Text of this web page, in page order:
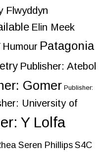
Flwyddyn
Elin Meek
Humour Patagonia
Publisher: Atebol
Gomer Publisher:
University of
Y Lolfa
Seren Phillips S4C